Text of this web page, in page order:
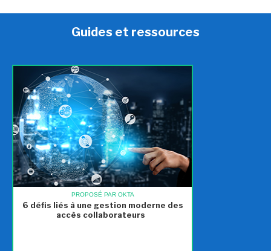
Guides et ressources
PROPOSÉ PAR OKTA
6 défis liés à une gestion moderne des
accès collaborateurs